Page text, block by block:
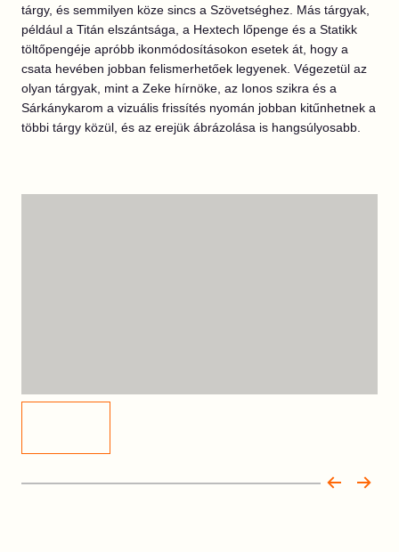
tárgy, és semmilyen köze sincs a Szövetséghez. Más tárgyak,
például a Titán elszántsága, a Hextech lőpenge és a Statikk
töltőpengéje apróbb ikonmódosításokon esetek át, hogy a
csata hevében jobban felismerhetőek legyenek. Végezetül az
olyan tárgyak, mint a Zeke hírnöke, az Ionos szikra és a
Sárkánykarom a vizuális frissítés nyomán jobban kitűnhetnek a
többi tárgy közül, és az erejük ábrázolása is hangsúlyosabb.